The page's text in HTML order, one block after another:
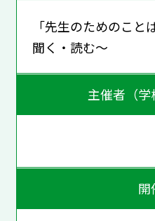
「先生のためのこと
聞く・読む～
主催者（学
開